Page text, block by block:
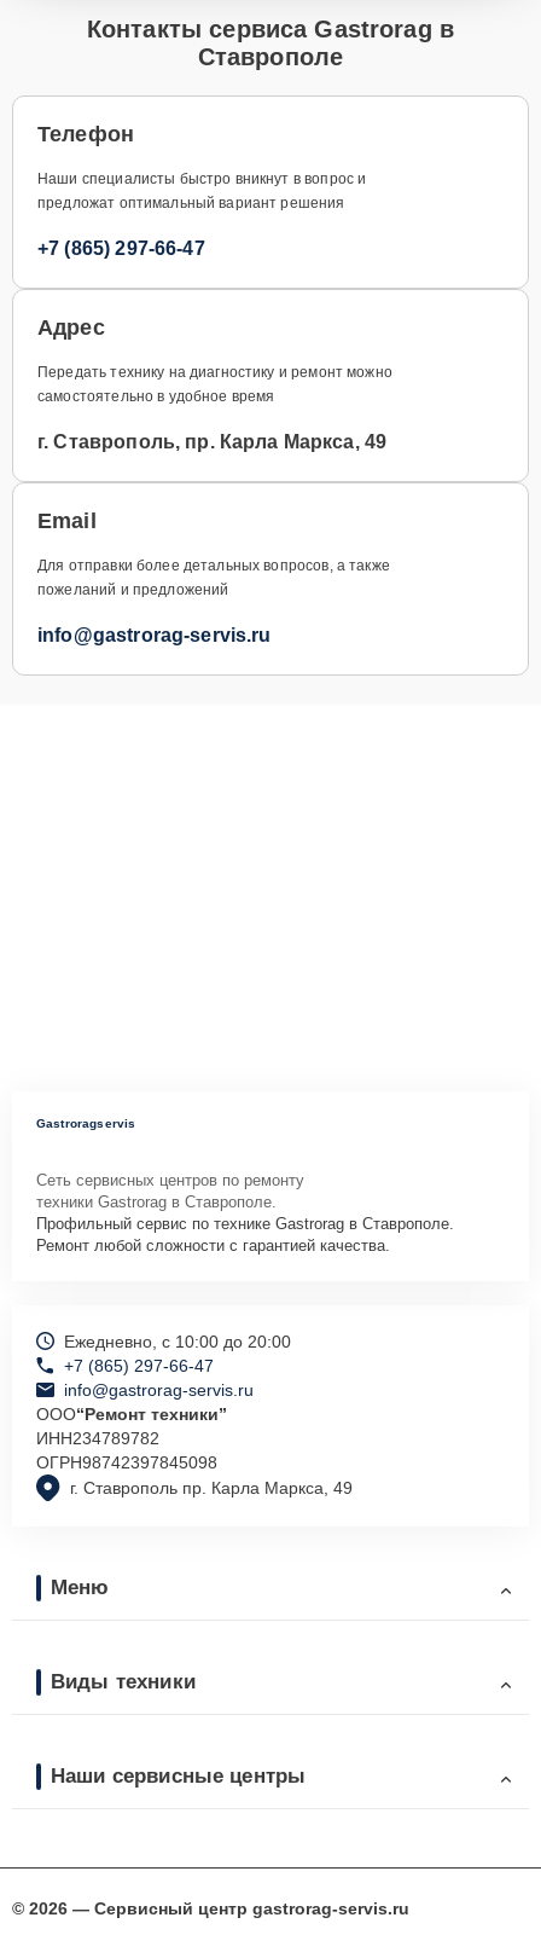
Контакты сервиса Gastrorag в
Ставрополе
Телефон
Наши специалисты быстро вникнут в вопрос и
предложат оптимальный вариант решения
+7 (865) 297-66-47
Адрес
Передать технику на диагностику и ремонт можно
самостоятельно в удобное время
г. Ставрополь, пр. Карла Маркса, 49
Email
Для отправки более детальных вопросов, а также
пожеланий и предложений
info@gastrorag-servis.ru
Gastroragservis
Сеть сервисных центров по ремонту
техники Gastrorag в Ставрополе.
Профильный сервис по технике Gastrorag в Ставрополе.
Ремонт любой сложности с гарантией качества.
г. Ставрополь пр. Карла Маркса, 49
Ежедневно, с 10:00 до 20:00
+7 (865) 297-66-47
info@gastrorag-servis.ru
ООО“Ремонт техники”
ИНН234789782
ОГРН98742397845098
Меню
Виды техники
Наши сервисные центры
© 2026 — Сервисный центр gastrorag-servis.ru